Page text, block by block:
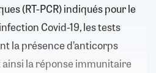
(RT-PCR) indiqués pour le
Covid-19, les tests
la présence d’anticorps
la réponse immunitaire